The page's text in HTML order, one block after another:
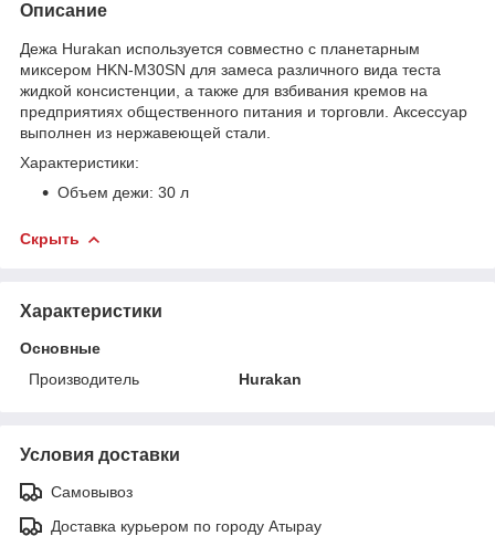
Описание
Дежа Hurakan используется совместно с планетарным
миксером HKN-M30SN для замеса различного вида теста
жидкой консистенции, а также для взбивания кремов на
предприятиях общественного питания и торговли. Аксессуар
выполнен из нержавеющей стали.
Характеристики:
Объем дежи: 30 л
Скрыть
Характеристики
Основные
Производитель
Hurakan
Условия доставки
Самовывоз
Доставка курьером по городу Атырау